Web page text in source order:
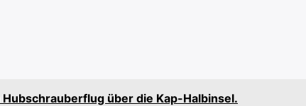
über die Kap-Halbinsel.